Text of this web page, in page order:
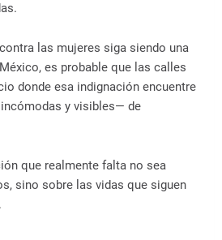
las mujeres siga siendo una
es probable que las calles
donde esa indignación encuentre
y visibles— de
que realmente falta no sea
sino sobre las vidas que siguen